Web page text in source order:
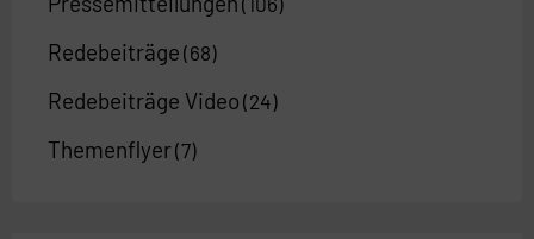
Redebeiträge (68)
Redebeiträge Video (24)
Themenflyer(7)